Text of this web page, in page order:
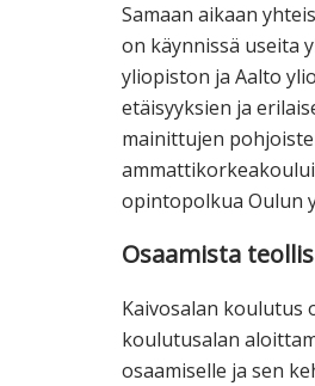
Samaan aikaan
on käynnissä useita
yliopiston ja Aalto
etäisyyksien ja
mainittujen
opintopolkua Oulun
Osaamista
Kaivosalan koulutus
koulutusalan
osaamiselle ja sen